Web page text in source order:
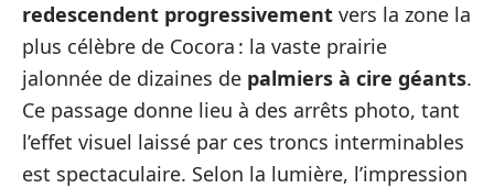
redescendent progressivement vers la zone la
plus célèbre de Cocora : la vaste prairie
jalonnée de dizaines de palmiers à cire géants.
Ce passage donne lieu à des arrêts photo, tant
l’effet visuel laissé par ces troncs interminables
est spectaculaire. Selon la lumière, l’impression